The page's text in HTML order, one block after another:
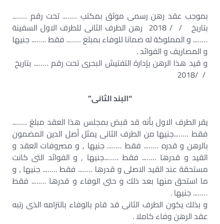
بموجب عقد رهن رسمى موثق بمكتب …….. تحت رقم ……..
بتاريخ / / 2018 رهن الطرف الثانى للطرف الاول السفينة
…….. و المملوكة له ضمانا للوفاء بمبلغ …….. فقط …….. جنيها
و المصاريف و الفوائد .
و قيد هذا الرهن بإدارة التفتيش البحرى تحت رقم …….. بتاريخ
/ /2018
“البند الثانى”
يقر الطرف الاول بأنه قد قبض بمجلس هذا العقد مبلغ ……..
فقط ……..جنيها من الطرف الثانى يمثل أصل الدين المضمون
بالرهن و قدره …….. فقط …….. جنيها , و مصروفات العقد و
القيد و قدرها …….. فقط ……..جنيها , و الفوائد التى كانت
مستحقة عند القيد الاصلى و قدرها …….. فقط …….. جنيها , و
ما استحق منها بعد ذلك و حتى الوفاء و قدرها …….. فقط
…….. جنيها .
و بذلك يكون الطرف الثانى قد قام بالوفاء بالتزامه الذى رتبه
عقد الرهن وفاء كاملا .